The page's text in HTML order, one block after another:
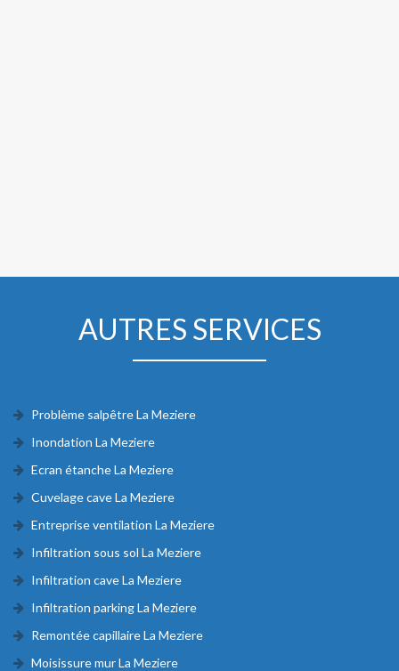
AUTRES SERVICES
Problème salpêtre La Meziere
Inondation La Meziere
Ecran étanche La Meziere
Cuvelage cave La Meziere
Entreprise ventilation La Meziere
Infiltration sous sol La Meziere
Infiltration cave La Meziere
Infiltration parking La Meziere
Remontée capillaire La Meziere
Moisissure mur La Meziere